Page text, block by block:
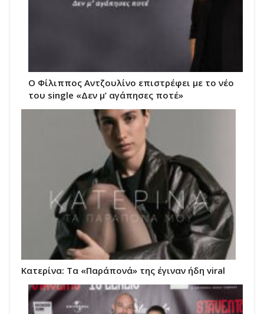
Ο Φίλιππος Αντζουλίνο επιστρέφει με το νέο
του single «Δεν μ’ αγάπησες ποτέ»
Κατερίνα: Τα «Παράπονά» της έγιναν ήδη viral